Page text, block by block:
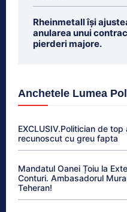
Rheinmetall își
anularea unui
pierderi majore.
Anchetele Lumea
EXCLUSIV.Politician de
recunoscut cu greu fapta
Mandatul Oanei Țoiu la
Conturi. Ambasadorul
Teheran!